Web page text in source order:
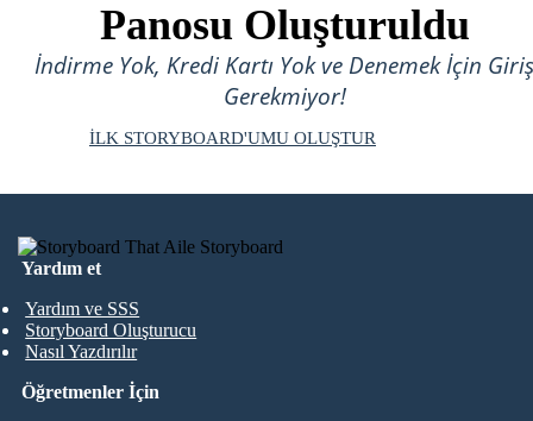
Panosu Oluşturuldu
İndirme Yok, Kredi Kartı Yok ve Denemek İçin Giriş
Gerekmiyor!
İLK STORYBOARD'UMU OLUŞTUR
Yardım et
Yardım ve SSS
Storyboard Oluşturucu
Nasıl Yazdırılır
Öğretmenler İçin